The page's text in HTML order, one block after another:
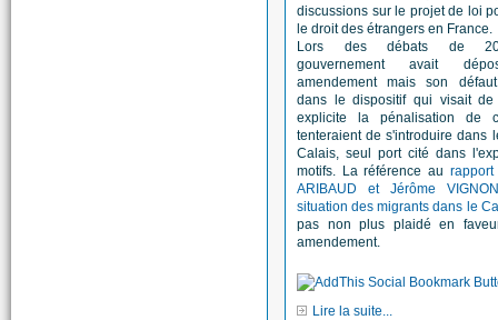
discussions sur le projet de loi
le droit des étrangers en France.
Lors des débats de
gouvernement avait
amendement mais son
dans le dispositif qui visait de
explicite la pénalisation de
tenteraient de s'introduire dans
Calais, seul port cité dans
motifs. La référence au
ARIBAUD et Jérôme
situation des migrants dans le
pas non plus plaidé en
amendement.
Lire la suite...